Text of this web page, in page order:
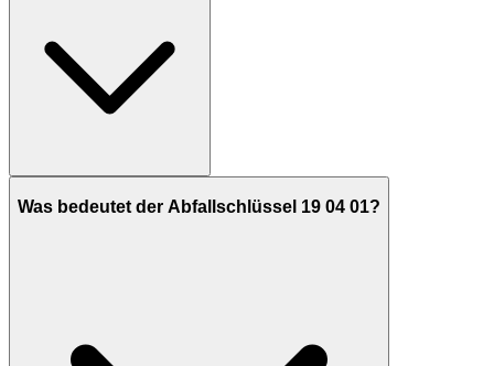
Was bedeutet der Abfallschlüssel 19 04 01?